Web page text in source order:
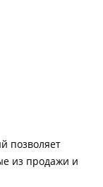
позволяет
из продажи и